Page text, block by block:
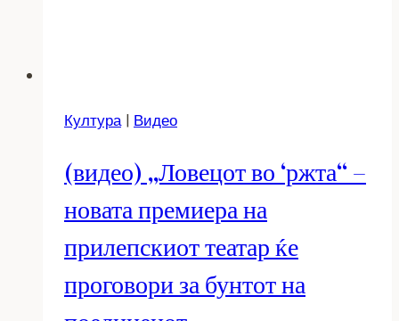
Култура| Видео
(видео) „Ловецот во ‘ржта“ –
новата премиера на
прилепскиот театар ќе
проговори за бунтот на